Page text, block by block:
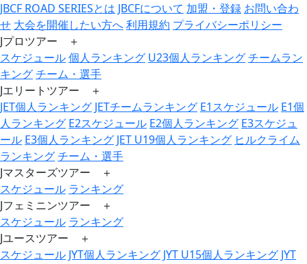
JBCF ROAD SERIESとは JBCFについて 加盟・登録 お問い合わ
せ 大会を開催したい方へ利用規約 プライバシーポリシー
Jプロツアー ＋
スケジュール個人ランキング U23個人ランキングチームラン
キングチーム・選手
Jエリートツアー ＋
JET個人ランキング JETチームランキング E1スケジュール E1個
人ランキング E2スケジュール E2個人ランキング E3スケジュ
ール E3個人ランキング JET U19個人ランキング ヒルクライム
ランキングチーム・選手
Jマスターズツアー ＋
スケジュール ランキング
Jフェミニンツアー ＋
スケジュール ランキング
Jユースツアー ＋
スケジュール JYT個人ランキング JYT U15個人ランキング JYT